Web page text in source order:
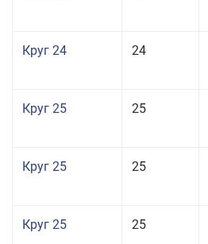
Круг 24 24
Круг 25 25
Круг 25 25
Круг 25 25